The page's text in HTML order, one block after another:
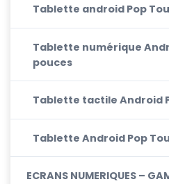
Tablette android Pop
Tablette numérique
pouces
Tablette tactile Android
Tablette Android Pop
ECRANS NUMERIQUES –